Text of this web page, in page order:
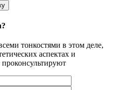
тонкостями в этом деле,
аспектах и
проконсультируют